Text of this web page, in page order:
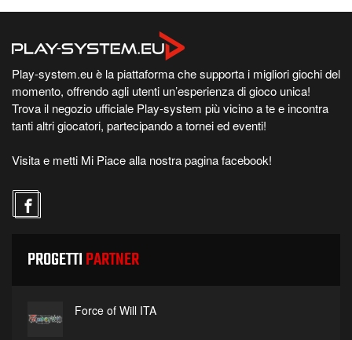
Play-system.eu è la piattaforma che supporta i migliori giochi del
momento, offrendo agli utenti un’esperienza di gioco unica!
Trova il negozio ufficiale Play-system più vicino a te e incontra
tanti altri giocatori, partecipando a tornei ed eventi!
Visita e metti Mi Piace alla nostra pagina facebook!
PROGETTIPARTNER
Force of Will ITA